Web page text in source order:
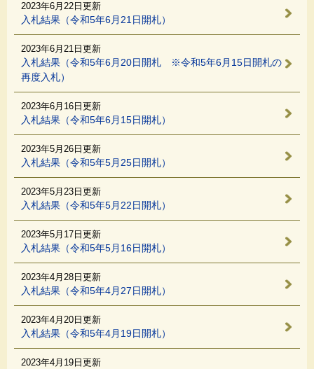
入札結果（令和5年6月21日開札）
2023年6月22日更新
入札結果（令和5年6月20日開札 ※令和5年6月15日開札の
再度入札）
2023年6月21日更新
入札結果（令和5年6月15日開札）
2023年6月16日更新
入札結果（令和5年5月25日開札）
2023年5月26日更新
入札結果（令和5年5月22日開札）
2023年5月23日更新
入札結果（令和5年5月16日開札）
2023年5月17日更新
入札結果（令和5年4月27日開札）
2023年4月28日更新
入札結果（令和5年4月19日開札）
2023年4月20日更新
2023年4月19日更新